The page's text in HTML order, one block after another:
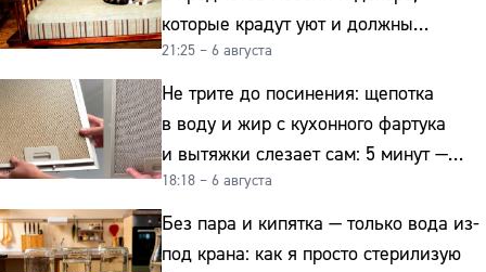
которые крадут уют и должны
отправиться на свалку прямо сейчас
21:25 – 6 августа
Не трите до посинения: щепотка
в воду и жир с кухонного фартука
и вытяжки слезает сам: 5 минут —
и сверкает как новая
18:18 – 6 августа
Без пара и кипятка — только вода из-
под крана: как я просто стерилизую